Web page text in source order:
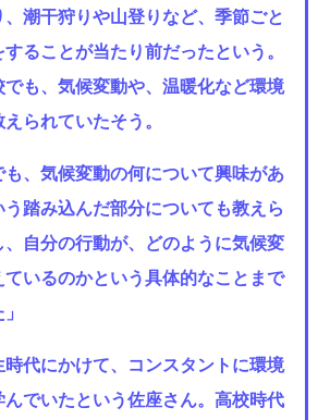
潮干狩りや山登りなど、季節ごと
ることが当たり前だったという。
も、気候変動や、温暖化など環境
られていたそう。
も、気候変動の何について興味があ
う踏み込んだ部分についても教えら
自分の行動が、どのように気候変
いるのかという具体的なことまで
代にかけて、コンスタントに環境
でいたという佐座さん。高校時代